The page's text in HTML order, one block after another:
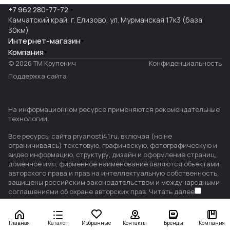
Главная Каталог Избранные Контакты Бренды Компания
+7 962 280-77-72
Камчатский край, г. Елизово, ул. Мурманская 17к3 (база
30км)
Интернет-магазин
Компания
© 2026 ТМ Крупенич
Конфиденциальность
Поддержка сайта
На информационном ресурсе применяются рекомендательные
технологии.
Все ресурсы сайта pryanosti41.ru, включая (но не
ограничиваясь) текстовую, графическую, фотографическую и
видео информацию, структуру, дизайн и оформление страниц,
доменное имя, фирменное наименование являются объектами
авторского права и прав на интеллектуальную собственность,
защищены российским законодательством и международными
соглашениями об охране авторских прав. Читать далее